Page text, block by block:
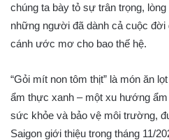
chúng ta bày tỏ sự trân trọng,
những người đã dành cả cuộc
cánh ước mơ cho bao thế hệ.
“Gỏi mít non tôm thịt” là món ăn
ẩm thực xanh – một xu hướng
sức khỏe và bảo vệ môi trường,
Saigon giới thiệu trong tháng 11/